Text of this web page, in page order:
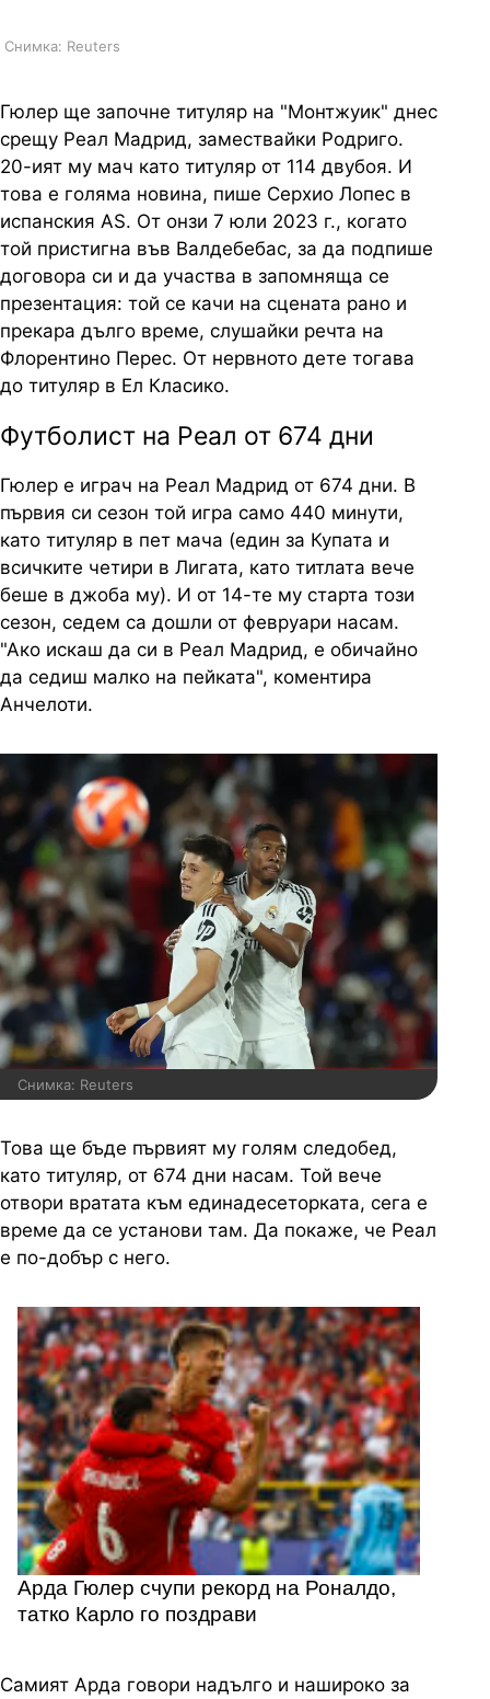
Снимка: Reuters
Гюлер ще започне титуляр на "Монтжуик" днес
срещу Реал Мадрид, замествайки Родриго.
20-ият му мач като титуляр от 114 двубоя. И
това е голяма новина, пише Серхио Лопес в
испанския AS. От онзи 7 юли 2023 г., когато
той пристигна във Валдебебас, за да подпише
договора си и да участва в запомняща се
презентация: той се качи на сцената рано и
прекара дълго време, слушайки речта на
Флорентино Перес. От нервното дете тогава
до титуляр в Ел Класико.
Футболист на Реал от 674 дни
Гюлер е играч на Реал Мадрид от 674 дни. В
първия си сезон той игра само 440 минути,
като титуляр в пет мача (един за Купата и
всичките четири в Лигата, като титлата вече
беше в джоба му). И от 14-те му старта този
сезон, седем са дошли от февруари насам.
"Ако искаш да си в Реал Мадрид, е обичайно
да седиш малко на пейката", коментира
Анчелоти.
Снимка: Reuters
Това ще бъде първият му голям следобед,
като титуляр, от 674 дни насам. Той вече
отвори вратата към единадесеторката, сега е
време да се установи там. Да покаже, че Реал
е по-добър с него.
Арда Гюлер счупи рекорд на Роналдо,
татко Карло го поздрави
Самият Арда говори надълго и нашироко за